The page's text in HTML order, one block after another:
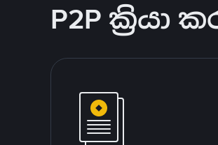
P2P ක්‍රියා